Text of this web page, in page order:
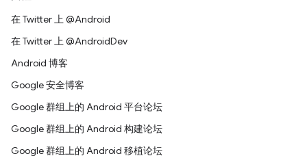
在 Twitter 上 @Android
在 Twitter 上 @AndroidDev
Android 博客
Google 安全博客
Google 群组上的 Android 平台论坛
Google 群组上的 Android 构建论坛
Google 群组上的 Android 移植论坛